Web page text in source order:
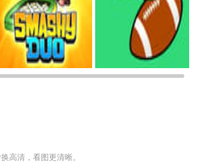
高清，看图更清晰。